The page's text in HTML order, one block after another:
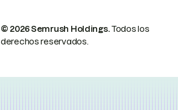
© 2026 Semrush Holdings.Todos los
derechos reservados.